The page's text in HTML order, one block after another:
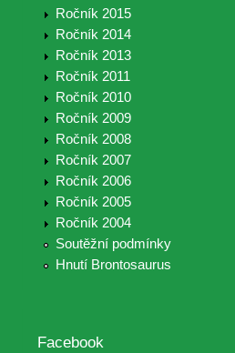
Ročník 2015
Ročník 2014
Ročník 2013
Ročník 2011
Ročník 2010
Ročník 2009
Ročník 2008
Ročník 2007
Ročník 2006
Ročník 2005
Ročník 2004
Soutěžní podmínky
Hnutí Brontosaurus
Facebook